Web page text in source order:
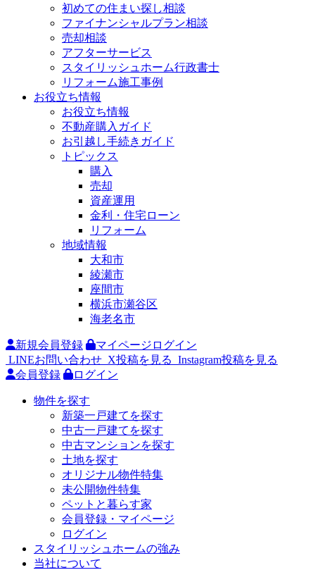
初めての住まい探し相談
ファイナンシャルプラン相談
売却相談
アフターサービス
スタイリッシュホーム行政書士
リフォーム施工事例
お役立ち情報
お役立ち情報
不動産購入ガイド
お引越し手続きガイド
トピックス
購入
売却
資産運用
金利・住宅ローン
リフォーム
地域情報
大和市
綾瀬市
座間市
横浜市瀬谷区
海老名市
新規会員登録
マイページログイン
LINEお問い合わせ X投稿を見る Instagram投稿を見る
会員登録
ログイン
物件を探す
新築一戸建てを探す
中古一戸建てを探す
中古マンションを探す
土地を探す
オリジナル物件特集
未公開物件特集
ペットと暮らす家
会員登録・マイページ
ログイン
スタイリッシュホームの強み
当社について